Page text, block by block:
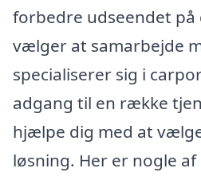
forbedre udseendet på
vælger at samarbejde
specialiserer sig i
adgang til en række
hjælpe dig med at
løsning. Her er nogle